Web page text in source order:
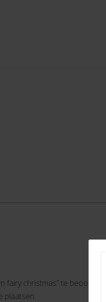
christmas” te beoordelen
plaatsen.